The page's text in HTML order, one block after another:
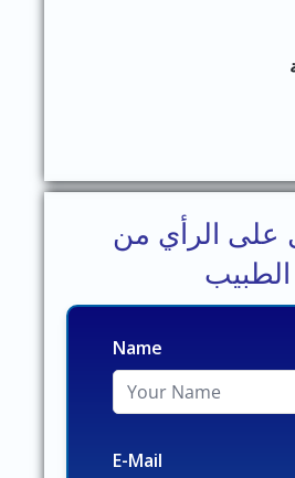
على الرأي من
الطبيب
Name
E-Mail